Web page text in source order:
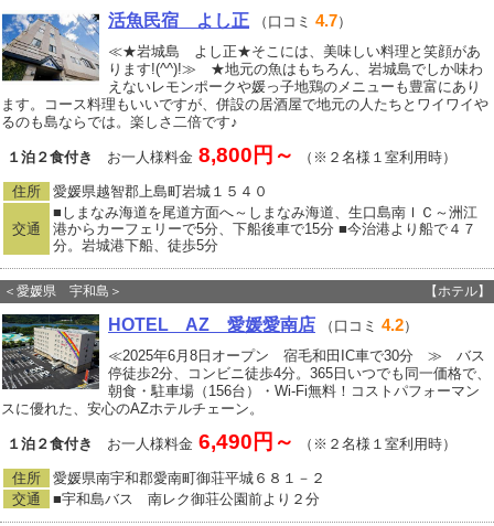
活魚民宿 よし正 （口コミ 4.7）
≪★岩城島 よし正★そこには、美味しい料理と笑顔があ
ります!(^^)!≫ ★地元の魚はもちろん、岩城島でしか味わ
えないレモンポークや媛っ子地鶏のメニューも豊富にあり
ます。コース料理もいいですが、併設の居酒屋で地元の人たちとワイワイや
るのも島ならでは。楽しさ二倍です♪
１泊２食付き お一人様料金 8,800円～ （※２名様１室利用時）
住所 愛媛県越智郡上島町岩城１５４０
交通
■しまなみ海道を尾道方面へ～しまなみ海道、生口島南ＩＣ～洲江
港からカーフェリーで5分、下船後車で15分 ■今治港より船で４７
分。岩城港下船、徒歩5分
＜愛媛県 宇和島＞ 【ホテル】
HOTEL AZ 愛媛愛南店 （口コミ 4.2）
≪2025年6月8日オープン 宿毛和田IC車で30分 ≫ バス
停徒歩2分、コンビニ徒歩4分。365日いつでも同一価格で、
朝食・駐車場（156台）・Wi-Fi無料！コストパフォーマン
スに優れた、安心のAZホテルチェーン。
１泊２食付き お一人様料金 6,490円～ （※２名様１室利用時）
住所
愛媛県南宇和郡愛南町御荘平城６８１－２
交通
■宇和島バス 南レク御荘公園前より２分